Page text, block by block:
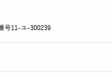
号11-ユ-300239